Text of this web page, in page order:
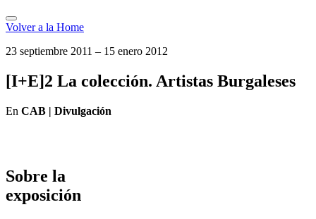
Volver a la Home
23 septiembre 2011 – 15 enero 2012
[I+E]2 La colección. Artistas Burgaleses
En CAB | Divulgación
Sobre la
exposición